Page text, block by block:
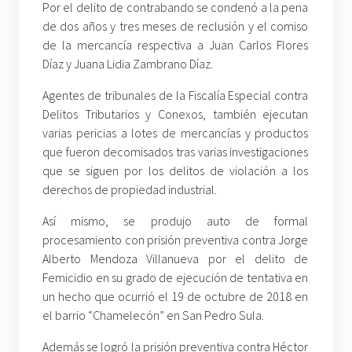
Por el delito de contrabando se condenó a la pena
de dos años y tres meses de reclusión y el comiso
de la mercancía respectiva a Juan Carlos Flores
Díaz y Juana Lidia Zambrano Díaz.
Agentes de tribunales de la Fiscalía Especial contra
Delitos Tributarios y Conexos, también ejecutan
varias pericias a lotes de mercancías y productos
que fueron decomisados tras varias investigaciones
que se siguen por los delitos de violación a los
derechos de propiedad industrial.
Así mismo, se produjo auto de formal
procesamiento con prisión preventiva contra Jorge
Alberto Mendoza Villanueva por el delito de
Femicidio en su grado de ejecución de tentativa en
un hecho que ocurrió el 19 de octubre de 2018 en
el barrio “Chamelecón” en San Pedro Sula.
Además se logró la prisión preventiva contra Héctor